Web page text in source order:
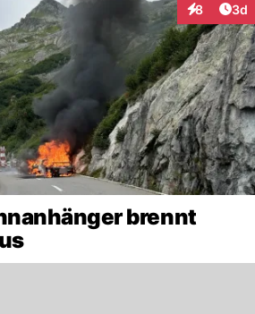
8 3d
brennt